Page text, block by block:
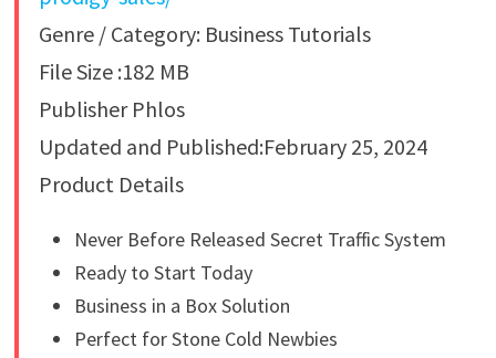
Genre / Category: Business Tutorials
File Size :182 MB
Publisher Phlos
Updated and Published:February 25, 2024
Product Details
Never Before Released Secret Traffic System
Ready to Start Today
Business in a Box Solution
Perfect for Stone Cold Newbies